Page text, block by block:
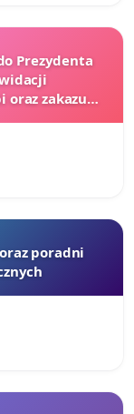
Prezydenta
oraz zakazu